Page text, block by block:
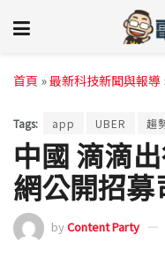
首頁 »最新科技新聞與報導
Tags: app UBER 趨
中國 滴滴
網公開招募
byContent Party